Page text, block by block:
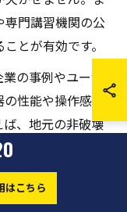
門講習機関の公
とが有効です。
の事例やユーザ
性能や操作感、
、地元の非破壊
参加すること
会です。
の精度を高め、
はこちら